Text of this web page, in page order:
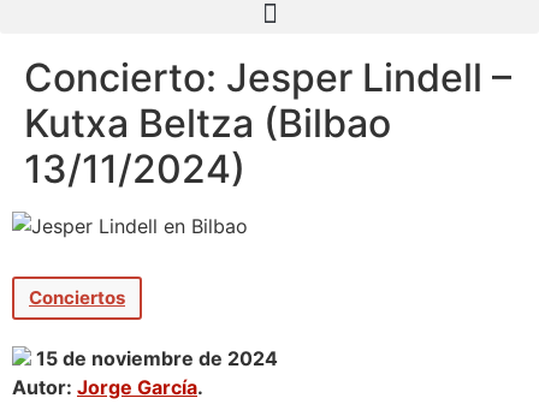
Concierto: Jesper Lindell –
Kutxa Beltza (Bilbao
13/11/2024)
Conciertos
15 de noviembre de 2024
Autor: Jorge García.